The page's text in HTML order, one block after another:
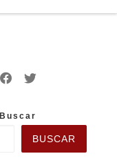
Buscar
BUSCAR